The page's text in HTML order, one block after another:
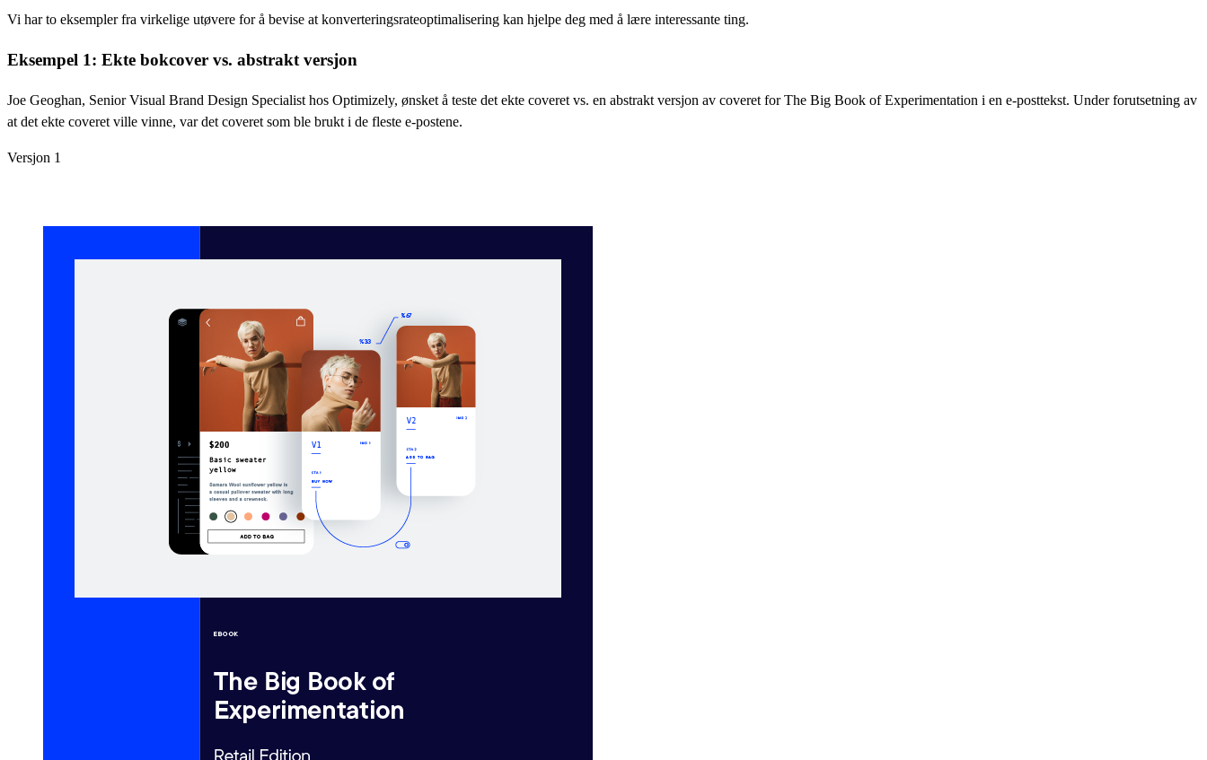
Vi har to eksempler fra virkelige utøvere for å bevise at konverteringsrateoptimalisering kan hjelpe deg med å lære interessante ting.
Eksempel 1: Ekte bokcover vs. abstrakt versjon
Joe Geoghan, Senior Visual Brand Design Specialist hos Optimizely, ønsket å teste det ekte coveret vs. en abstrakt versjon av coveret for The Big Book of Experimentation i en e-posttekst. Under forutsetning av
at det ekte coveret ville vinne, var det coveret som ble brukt i de fleste e-postene.
Versjon 1